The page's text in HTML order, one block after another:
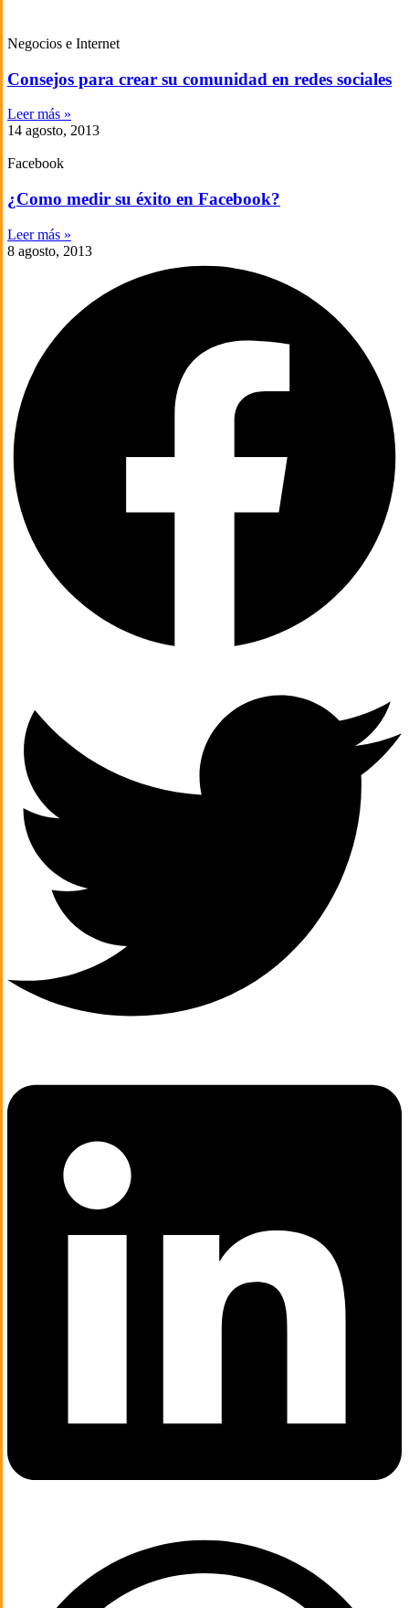
Negocios e Internet
Consejos para crear su comunidad en redes sociales
Leer más »
14 agosto, 2013
Facebook
¿Como medir su éxito en Facebook?
Leer más »
8 agosto, 2013